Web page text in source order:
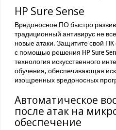
HP Sure Sense
Вредоносное ПО быстро
традиционный антивирус не
новые атаки. Защитите свой ПК
с помощью решения HP Sure
технология искусственного
обучения, обеспечивающая
изощренных вредоносных
Автоматическое
после атак на
обеспечение